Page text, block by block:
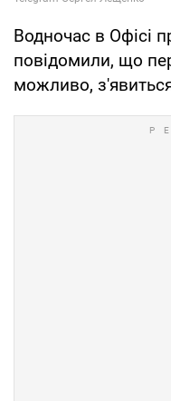
Водночас в Офісі
повідомили, що
можливо,